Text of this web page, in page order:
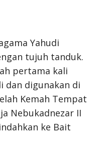
Yahudi
tujuh tanduk.
pertama kali
dan digunakan di
Kemah Tempat
Nebukadnezar II
ke Bait